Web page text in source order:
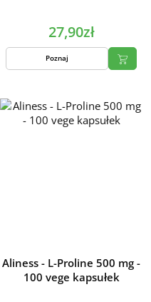
27,90zł
Poznaj
Aliness - L-Proline 500 mg -
100 vege kapsułek